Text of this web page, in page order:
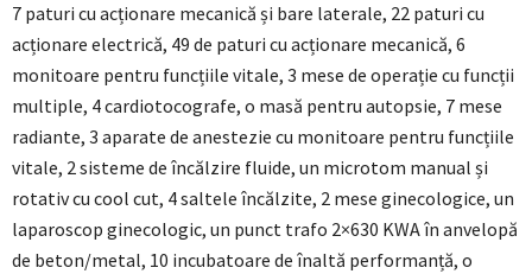
7 paturi cu acționare mecanică și bare laterale, 22 paturi cu
acționare electrică, 49 de paturi cu acționare mecanică, 6
monitoare pentru funcțiile vitale, 3 mese de operație cu funcții
multiple, 4 cardiotocografe, o masă pentru autopsie, 7 mese
radiante, 3 aparate de anestezie cu monitoare pentru funcțiile
vitale, 2 sisteme de încălzire fluide, un microtom manual și
rotativ cu cool cut, 4 saltele încălzite, 2 mese ginecologice, un
laparoscop ginecologic, un punct trafo 2×630 KWA în anvelopă
de beton/metal, 10 incubatoare de înaltă performanță, o